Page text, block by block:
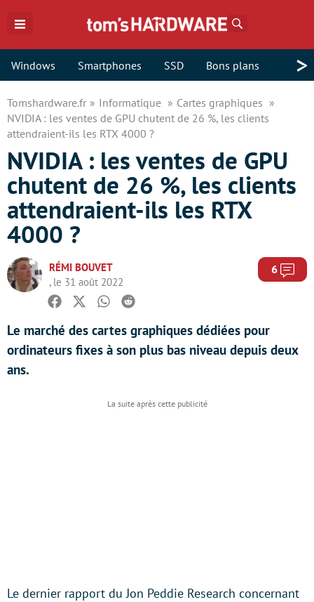
Windows Smartphones SSD Bons plans >
Tomshardware.fr Informatique
Cartes graphiques
NVIDIA : les ventes de GPU chutent de 26 %, les clients
attendraient-ils les RTX 4000 ?
NVIDIA : les ventes de GPU
chutent de 26 %, les clients
attendraient-ils les RTX
4000 ?
RÉMI BOUVET
, le 31 août 2022
6
Facebook
TwitterWhatsapp
Reddit
Le marché des cartes graphiques dédiées pour
ordinateurs fixes à son plus bas niveau depuis deux
ans.
Le dernier rapport du Jon Peddie Research concernant